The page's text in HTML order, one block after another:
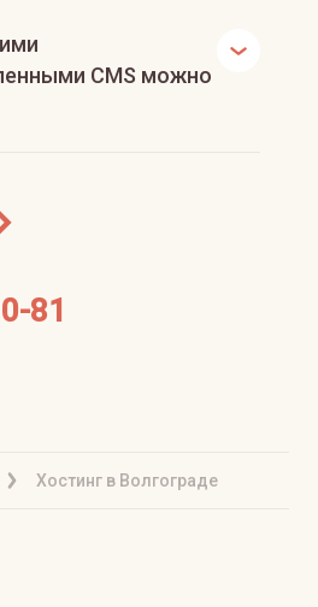
CMS можно
Хостинг в Волгограде
81